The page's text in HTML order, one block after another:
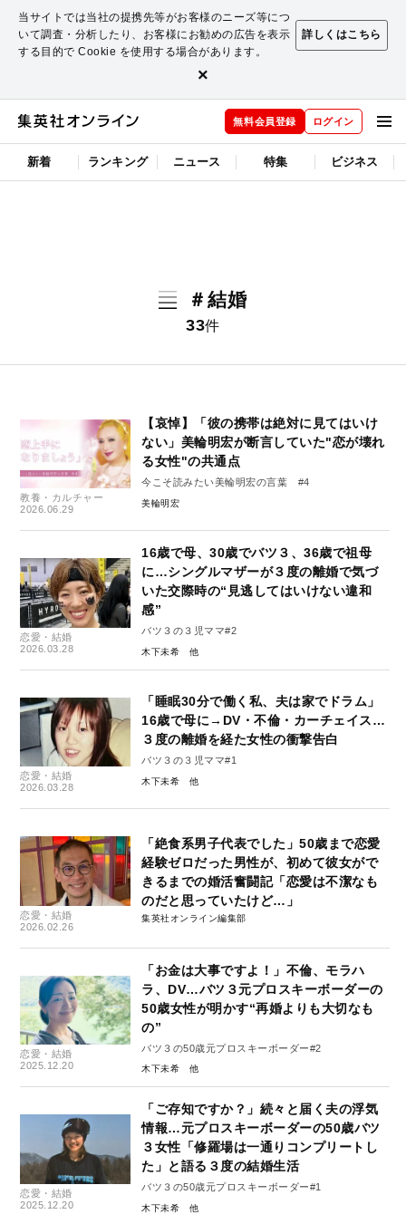
当サイトでは当社の提携先等がお客様のニーズ等につ
いて調査・分析したり、お客様にお勧めの広告を表示
する目的で Cookie を使用する場合があります。
詳しくはこちら
×
無料会員登録 ログイン
新着 ランキング ニュース 特集 ビジネス
＃結婚
33件
教養・カルチャー
2026.06.29
【哀悼】「彼の携帯は絶対に見てはいけ
ない」美輪明宏が断言していた"恋が壊れ
る女性"の共通点
今こそ読みたい美輪明宏の言葉 #4
美輪明宏
恋愛・結婚
2026.03.28
16歳で母、30歳でバツ３、36歳で祖母
に…シングルマザーが３度の離婚で気づ
いた交際時の“見逃してはいけない違和
感”
バツ３の３児ママ#2
木下未希
恋愛・結婚
2026.03.28
「睡眠30分で働く私、夫は家でドラム」
16歳で母に→DV・不倫・カーチェイス…
３度の離婚を経た女性の衝撃告白
バツ３の３児ママ#1
木下未希
恋愛・結婚
2026.02.26
「絶食系男子代表でした」50歳まで恋愛
経験ゼロだった男性が、初めて彼女がで
きるまでの婚活奮闘記「恋愛は不潔なも
のだと思っていたけど…」
集英社オンライン編集部
恋愛・結婚
2025.12.20
「お金は大事ですよ！」不倫、モラハ
ラ、DV…バツ３元プロスキーボーダーの
50歳女性が明かす“再婚よりも大切なも
の”
バツ３の50歳元プロスキーボーダー#2
木下未希
恋愛・結婚
2025.12.20
「ご存知ですか？」続々と届く夫の浮気
情報…元プロスキーボーダーの50歳バツ
３女性「修羅場は一通りコンプリートし
た」と語る３度の結婚生活
バツ３の50歳元プロスキーボーダー#1
木下未希